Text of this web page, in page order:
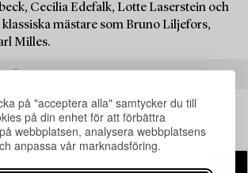
på "acceptera alla" samtycker du till
på din enhet för att förbättra
webbplatsen, analysera webbplatsens
anpassa vår marknadsföring.
Cecilia Edefalk, Lotte Laserstein och
mästare som Bruno Liljefors,
Milles.